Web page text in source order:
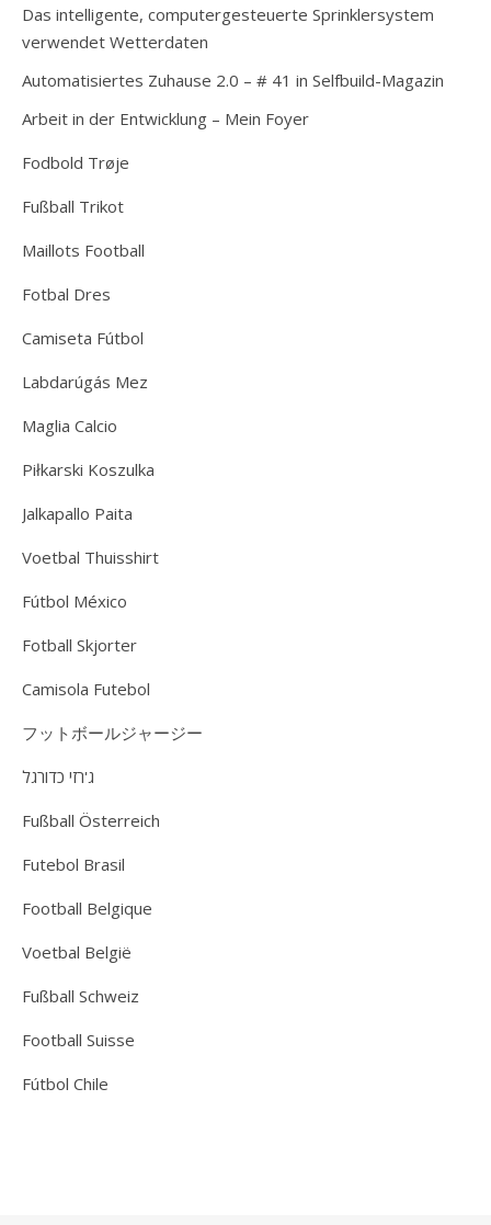
Das intelligente, computergesteuerte Sprinklersystem
verwendet Wetterdaten
Automatisiertes Zuhause 2.0 – # 41 in Selfbuild-Magazin
Arbeit in der Entwicklung – Mein Foyer
Fodbold Trøje
Fußball Trikot
Maillots Football
Fotbal Dres
Camiseta Fútbol
Labdarúgás Mez
Maglia Calcio
Piłkarski Koszulka
Jalkapallo Paita
Voetbal Thuisshirt
Fútbol México
Fotball Skjorter
Camisola Futebol
フットボールジャージー
ג'רזי כדורגל
Fußball Österreich
Futebol Brasil
Football Belgique
Voetbal België
Fußball Schweiz
Football Suisse
Fútbol Chile